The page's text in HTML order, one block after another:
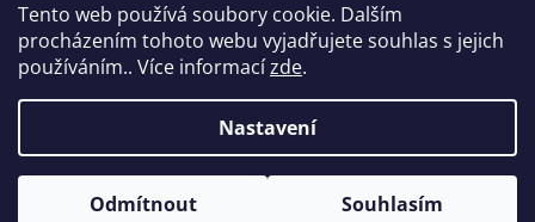
Tento web používá soubory cookie. Dalším
procházením tohoto webu vyjadřujete souhlas s jejich
používáním.. Více informacízde.
Nastavení
Odmítnout Souhlasím
Kompletní nabídka balíčků 4+1, zobrazená pouze registrovaným
Vytvořil Shoptet
Copyright 2026ecigarka.cz . Všechna práva vyhrazena.